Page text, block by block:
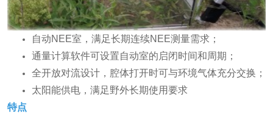
自动NEE室，满足长期连续NEE测量需求；
通量计算软件可设置自动室的启闭时间和周期；
全开放对流设计，腔体打开时可与环境气体充分交换；
太阳能供电，满足野外长期使用要求
特点